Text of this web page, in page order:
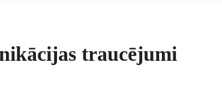
traucējumi